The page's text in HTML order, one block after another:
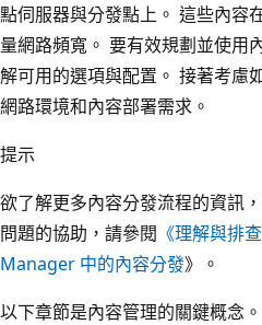
點伺服器與分發點上。 這些內容
量網路頻寬。 要有效規劃並使用
解可用的選項與配置。 接著考慮
網路環境和內容部署需求。
提示
欲了解更多內容分發流程的資訊
問題的協助，請參閱 《理解與
Manager 中的內容分發》。
以下章節是內容管理的關鍵概念